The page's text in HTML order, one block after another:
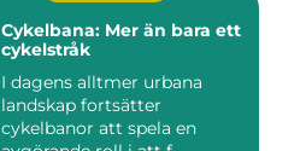
Cykelbana: Mer än bara ett
cykelstråk
I dagens alltmer urbana
landskap fortsätter
cykelbanor att spela en